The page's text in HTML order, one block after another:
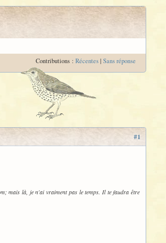
Contributions : Récentes| Sans réponse
#1
mais là, je n'ai vraiment pas le temps. Il te faudra être